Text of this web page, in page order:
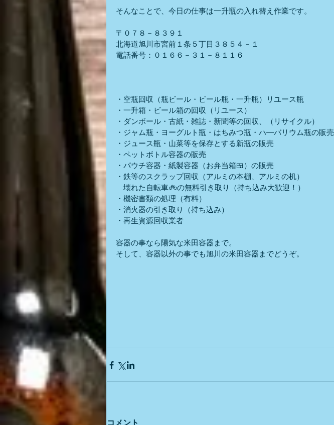
そんなことで、今日の仕事は一升瓶の入れ替え作業です。
〒０７８－８３９１
北海道旭川市宮前１条５丁目３８５４－１
電話番号：０１６６－３１－８１１６
・空瓶回収（瓶ビール・ビール瓶・一升瓶）リユース瓶
・一升箱・ビール箱の回収（リユース）
・ダンボール・古紙・雑誌・新聞等の回収、（リサイクル）
・ジャム瓶・ヨーグルト瓶・はちみつ瓶・ハ―バリウム瓶の販売
・ジュース瓶・山菜等を保存とする新瓶の販売
・ペットボトル容器の販売
・パウチ容器・紙製容器（お弁当箱🍱）の販売
・鉄等のスクラップ回収（アルミの本棚、アルミの机）
壊れた自転車🚲の無料引き取り（持ち込み大歓迎！）
・機密書類の処理（有料）
・消火器の引き取り（持ち込み）
・再生資源回収業者
容器の事なら陽気な米田容器まで。
そして、容器以外の事でも旭川の米田容器までどうぞ。